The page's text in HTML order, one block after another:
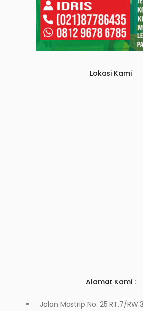
Lokasi Kami
Alamat Kami :
Jalan Mastrip No. 25 RT.7/